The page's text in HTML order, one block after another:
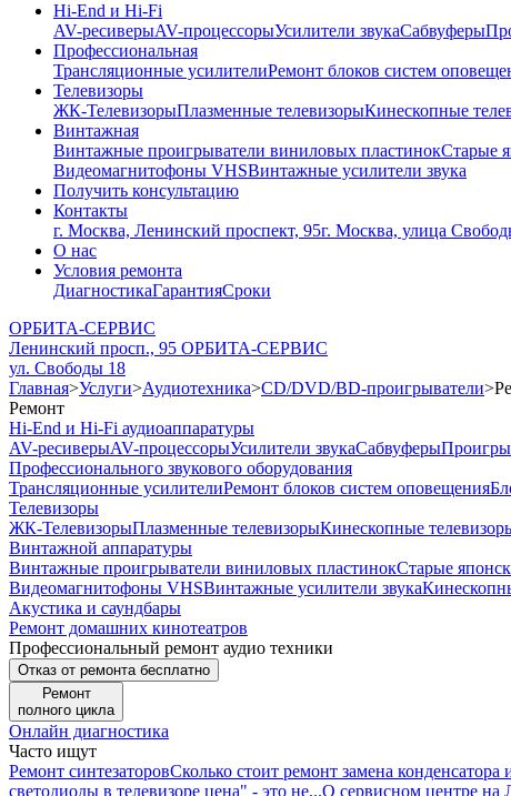
Hi-End и Hi-Fi
AV-ресиверыAV-процессорыУсилители звукаСабвуферы
Профессиональная
Трансляционные усилителиРемонт блоков систем
Телевизоры
ЖК-ТелевизорыПлазменные телевизорыКинескопные
Винтажная
Винтажные проигрыватели виниловых пластинокСтарые
Видеомагнитофоны VHSВинтажные усилители звука
Получить консультацию
Контакты
г. Москва, Ленинский проспект, 95г. Москва, улица
О нас
Условия ремонта
ДиагностикаГарантияСроки
ОРБИТА-СЕРВИС
Ленинский просп., 95 ОРБИТА-СЕРВИС
ул. Свободы 18
Главная>Услуги>Аудиотехника>CD/DVD/BD-проигрыватели>
Ремонт
Hi-End и Hi-Fi аудиоаппаратуры
AV-ресиверыAV-процессорыУсилители звукаСабвуферы
Профессионального звукового оборудования
Трансляционные усилителиРемонт блоков систем оповещения
Телевизоры
ЖК-ТелевизорыПлазменные телевизорыКинескопные
Винтажной аппаратуры
Винтажные проигрыватели виниловых пластинокСтарые
Видеомагнитофоны VHSВинтажные усилители звука
Акустика и саундбары
Ремонт домашних кинотеатров
Профессиональный ремонт аудио техники
Отказ от ремонта бесплатно
Ремонт
полного цикла
Онлайн диагностика
Часто ищут
Ремонт синтезаторовСколько стоит ремонт замена конденсатора
светодиоды в телевизоре цена" - это не...О сервисном центре на